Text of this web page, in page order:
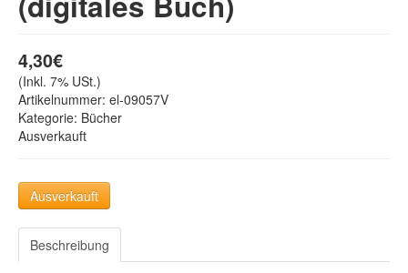
4,30€
(Inkl. 7% USt.)
Artikelnummer: el-09057V
Kategorie: Bücher
Ausverkauft
Beschreibung